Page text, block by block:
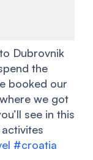
Dubrovnik
the
booked our
we got
see in this
#croatia